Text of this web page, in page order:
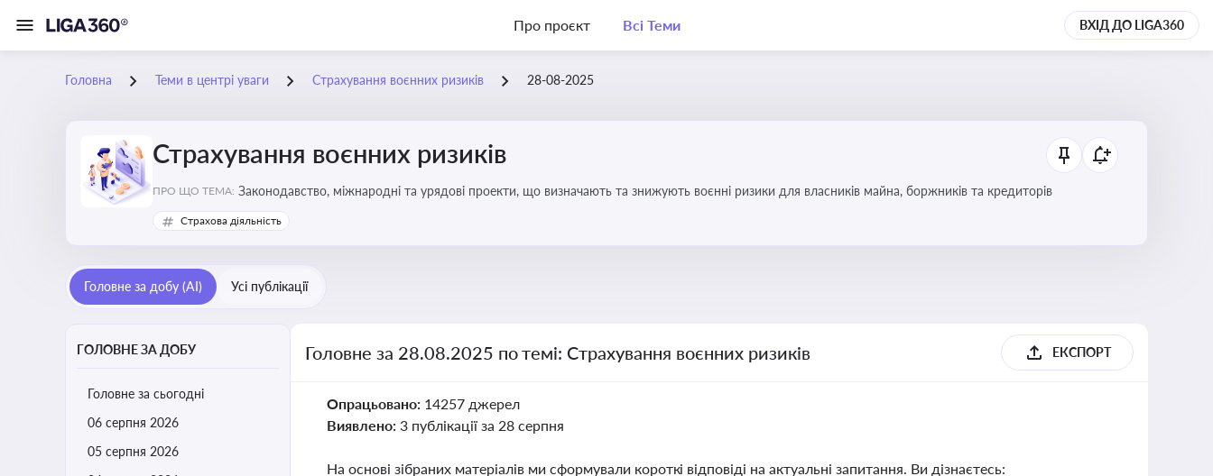
Про проєкт Всі Теми ВХІД ДО LIGA360
Головна Теми в центрі уваги Страхування воєнних ризиків 28-08-2025
Страхування воєнних ризиків
ПРО ЩО ТЕМА: Законодавство, міжнародні та урядові проекти, що визначають та знижують воєнні ризики для власників майна, боржників та кредиторів
Страхова діяльність
Головне за добу (AI) Усі публікації
ГОЛОВНЕ ЗА ДОБУ
Головне за сьогодні
06 серпня 2026
05 серпня 2026
Головне за 28.08.2025 по темі: Страхування воєнних ризиків ЕКСПОРТ
Опрацьовано: 14257 джерел
Виявлено: 3 публікації за 28 серпня
На основі зібраних матеріалів ми сформували короткі відповіді на актуальні запитання. Ви дізнаєтесь: